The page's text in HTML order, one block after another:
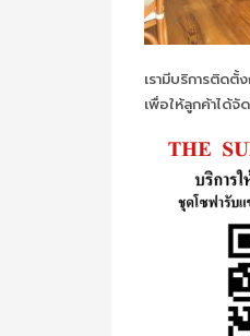
เรามีบริการติดตั้
เพื่อให้ลูกค้าได้จั